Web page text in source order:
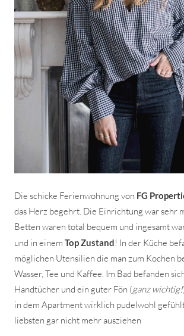
Die schicke Ferienwohnung von FG
das Herz begehrt. Die Einrichtung war sehr
Betten waren total bequem und ingesamt
und in einem Top Zustand! In der Küche
möglichen Utensilien die man zum Kochen
Wasser, Tee und Kaffee. Im Bad befanden
Handtücher und ein guter Fön (ganz wichtig!
in dem Apartment wirklich pudelwohl
liebsten gar nicht mehr ausziehen